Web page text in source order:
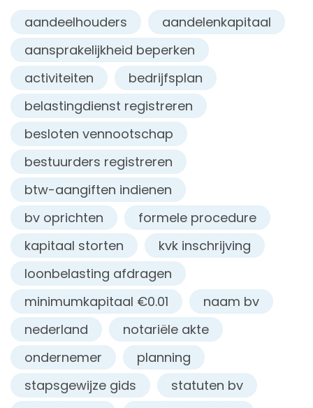
aandeelhouders
aandelenkapitaal
aansprakelijkheid beperken
activiteiten
bedrijfsplan
belastingdienst registreren
besloten vennootschap
bestuurders registreren
btw-aangiften indienen
bv oprichten
formele procedure
kapitaal storten
kvk inschrijving
loonbelasting afdragen
minimumkapitaal €0.01
naam bv
nederland
notariële akte
ondernemer
planning
stapsgewijze gids
statuten bv